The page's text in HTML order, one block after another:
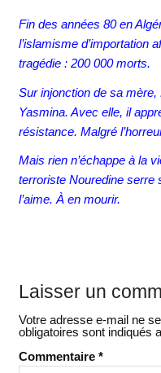
Fin des années 80 en
l’islamisme d’importation
tragédie : 200 000 morts.
Sur injonction de sa
Yasmina. Avec elle, il
résistance. Malgré
Mais rien n’échappe à la
terroriste Nouredine serre
l’aime. À en mourir.
Laisser un
Votre adresse e-mail ne
obligatoires sont indiqués
Commentaire *